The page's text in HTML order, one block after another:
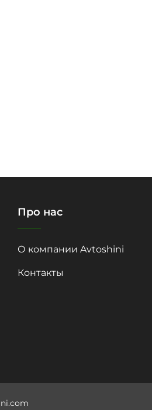
Про нас
О компании Avtoshini
Контакты